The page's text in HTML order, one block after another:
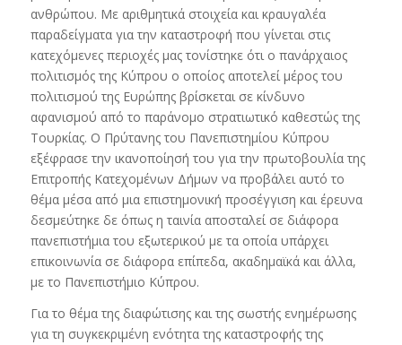
ανθρώπου. Με αριθμητικά στοιχεία και κραυγαλέα
παραδείγματα για την καταστροφή που γίνεται στις
κατεχόμενες περιοχές μας τονίστηκε ότι ο πανάρχαιος
πολιτισμός της Κύπρου ο οποίος αποτελεί μέρος του
πολιτισμού της Ευρώπης βρίσκεται σε κίνδυνο
αφανισμού από το παράνομο στρατιωτικό καθεστώς της
Τουρκίας. Ο Πρύτανης του Πανεπιστημίου Κύπρου
εξέφρασε την ικανοποίησή του για την πρωτοβουλία της
Επιτροπής Κατεχομένων Δήμων να προβάλει αυτό το
θέμα μέσα από μια επιστημονική προσέγγιση και έρευνα
δεσμεύτηκε δε όπως η ταινία αποσταλεί σε διάφορα
πανεπιστήμια του εξωτερικού με τα οποία υπάρχει
επικοινωνία σε διάφορα επίπεδα, ακαδημαϊκά και άλλα,
με το Πανεπιστήμιο Κύπρου.
Για το θέμα της διαφώτισης και της σωστής ενημέρωσης
για τη συγκεκριμένη ενότητα της καταστροφής της